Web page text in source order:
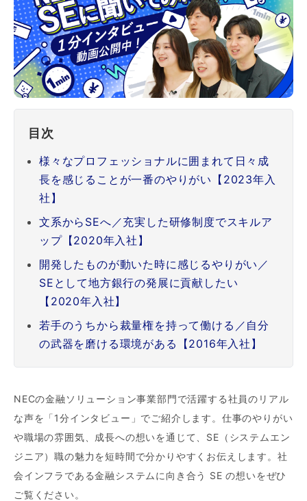
目次
様々なプロフェッショナルに囲まれて日々成
長を感じることが一番のやりがい【2023年入
社】
文系からSEへ／充実した研修制度でスキルア
ップ【2020年入社】
開発したものが動いた時に感じるやりがい／
SEとして地方銀行の発展に貢献したい
【2020年入社】
若手のうちから裁量権を持って働ける／自分
の武器を磨ける環境がある【2016年入社】
NECの金融ソリューション事業部門で活躍する社員のリアル
な声を「1分インタビュー」でご紹介します。仕事のやりがい
や職場の雰囲気、成長への想いを通じて、SE（システムエン
ジニア）職の魅力を短時間で分かりやすくお伝えします。社
会インフラである金融システムに向き合う SE の想いをぜひ
ご覧ください。